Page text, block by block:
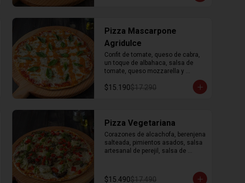
Pizza Mascarpone
Agridulce
Confit de tomate, queso de cabra,
un toque de albahaca, salsa de
tomate, queso mozzarella y
$15.190$17.290
Pizza Vegetariana
Corazones de alcachofa, berenjena
salteada, pimientos asados, salsa
artesanal de perejil, salsa de
$15.490$17.490